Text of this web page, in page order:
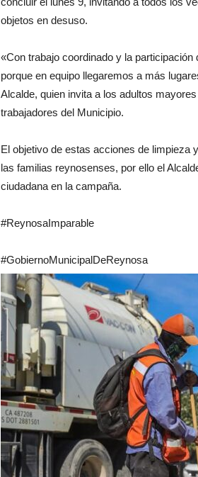
objetos en desuso.
«Con trabajo coordinado y la
porque en equipo llegaremos a más
Alcalde, quien invita a los adultos
trabajadores del Municipio.
El objetivo de estas acciones de limpieza
las familias reynosenses, por ello el
ciudadana en la campaña.
#ReynosaImparable
#GobiernoMunicipalDeReynosa